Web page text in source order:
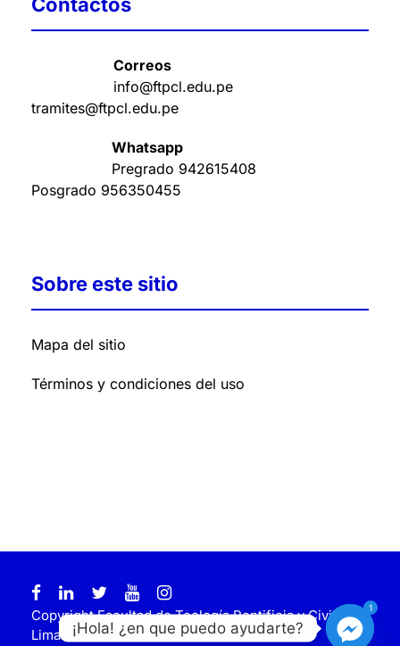
Correos
info@ftpcl.edu.pe
tramites@ftpcl.edu.pe
Whatsapp
Pregrado 942615408
Posgrado 956350455
Sobre este sitio
Mapa del sitio
Términos y condiciones del uso
Copyright Facultad de Teología Pontificia y Civil de
Lima. Todos los derechos reservados
1
¡Hola! ¿en que puedo ayudarte?